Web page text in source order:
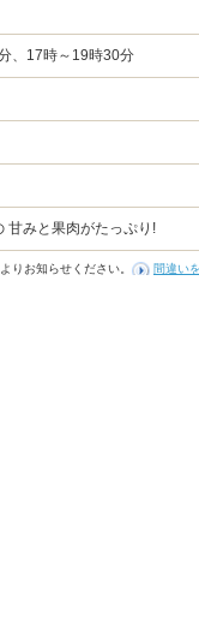
、17時～19時30分
甘みと果肉がたっぷり!
りお知らせください。 間違い